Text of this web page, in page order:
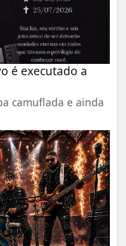
é executado a
camuflada e ainda